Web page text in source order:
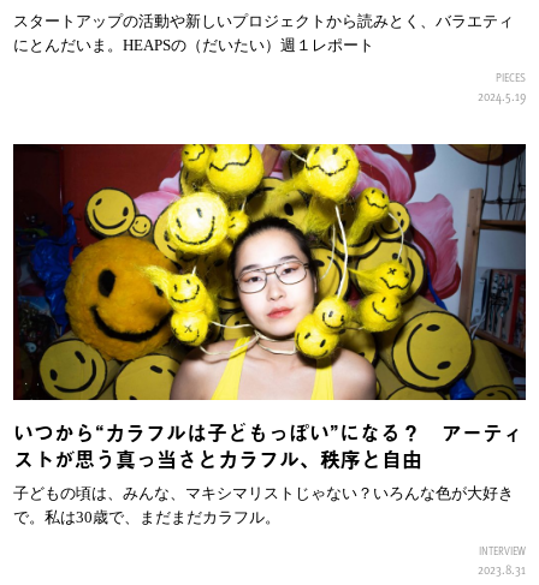
スタートアップの活動や新しいプロジェクトから読みとく、バラエティ
にとんだいま。HEAPSの（だいたい）週１レポート
PIECES
2024.5.19
いつから“カラフルは子どもっぽい”になる？ アーティ
ストが思う真っ当さとカラフル、秩序と自由
子どもの頃は、みんな、マキシマリストじゃない？いろんな色が大好き
で。私は30歳で、まだまだカラフル。
INTERVIEW
2023.8.31